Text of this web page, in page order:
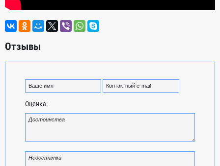
Отзывы
Оценка: